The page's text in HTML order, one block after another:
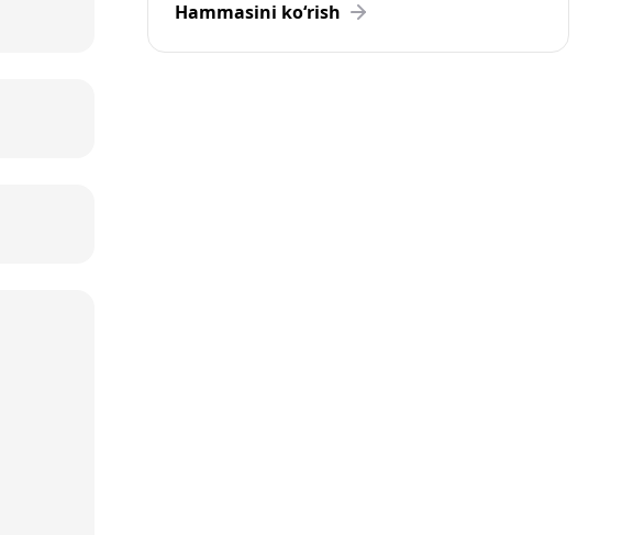
Hammasini ko‘rish